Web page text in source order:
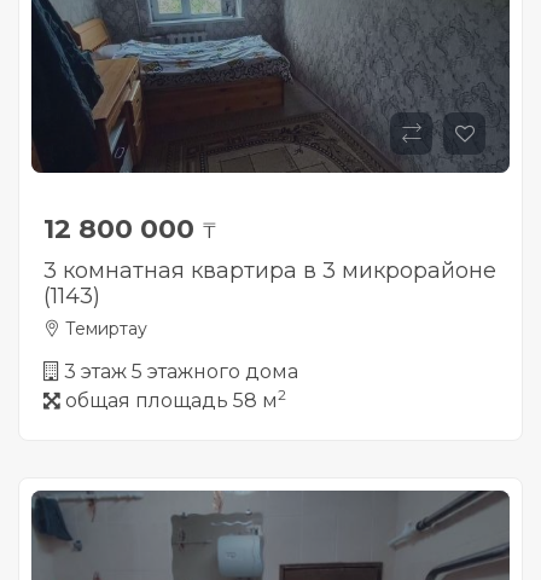
12 800 000 ₸
3 комнатная квартира в 3 микрорайоне
(1143)
Темиртау
3 этаж 5 этажного дома
общая площадь 58 м2